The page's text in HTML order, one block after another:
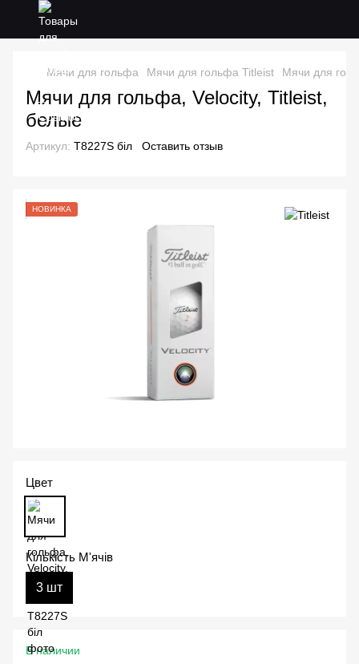
Мячи для гольфа Мячи для гольфа Titleist Мячи для
Мячи для гольфа, Velocity, Titleist,
белые
Артикул: T8227S біл Оставить отзыв
НОВИНКА
Цвет
Кількість М'ячів
3 шт
В наличии